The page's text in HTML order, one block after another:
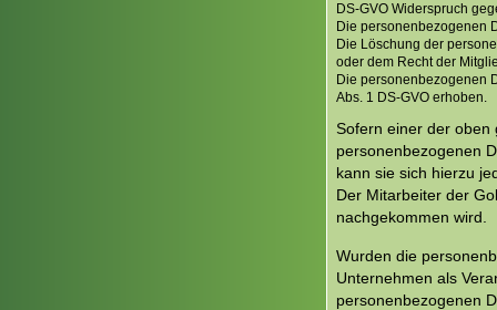
DS-GVO Widerspruch
Die personenbezogenen
Die Löschung der
oder dem Recht der
Die personenbezogenen
Abs. 1 DS-GVO erhoben.
Sofern einer der oben
personenbezogenen
kann sie sich hierzu
Der Mitarbeiter der
nachgekommen wird.
Wurden die
Unternehmen als
personenbezogenen